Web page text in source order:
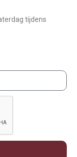
tijdens